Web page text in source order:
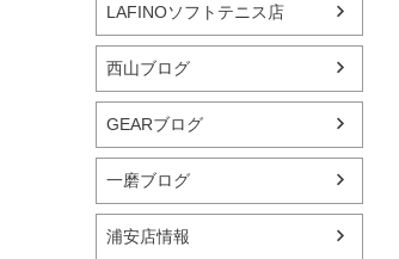
LAFINOソフトテニス店
西山ブログ
GEARブログ
一磨ブログ
浦安店情報